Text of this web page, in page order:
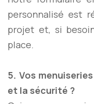
personnalisé est
projet et, si
place.
5. Vos
et la sécurité ?